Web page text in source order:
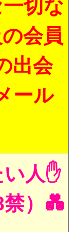
切な
会員
出会
ール
人✋
）💑